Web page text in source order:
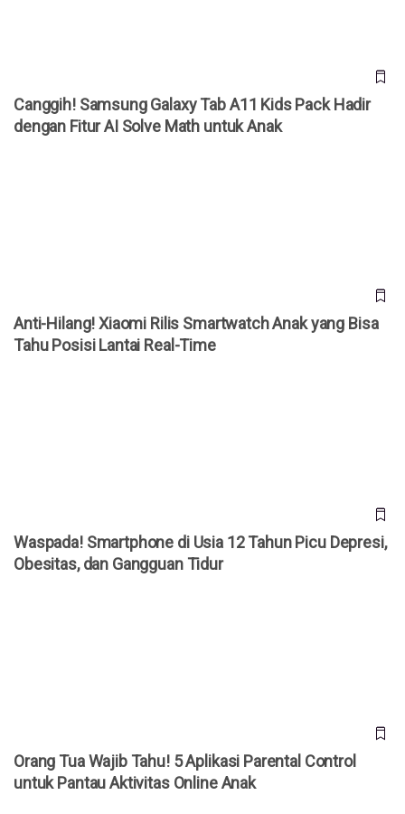
Canggih! Samsung Galaxy Tab A11 Kids Pack Hadir
dengan Fitur AI Solve Math untuk Anak
Anti-Hilang! Xiaomi Rilis Smartwatch Anak yang Bisa
Tahu Posisi Lantai Real-Time
Waspada! Smartphone di Usia 12 Tahun Picu Depresi,
Obesitas, dan Gangguan Tidur
Orang Tua Wajib Tahu! 5 Aplikasi Parental Control
untuk Pantau Aktivitas Online Anak